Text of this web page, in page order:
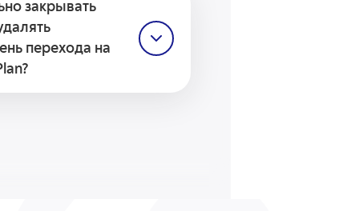
последние 3 месяца. Как
будет увеличен в
закрывать
перехода на